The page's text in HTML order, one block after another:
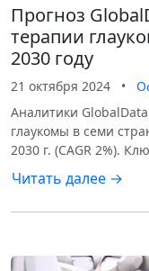
Прогноз
терапии
2030 году
21 октября 2024 •
Аналитики
глаукомы в семи
2030 г. (CAGR 2%).
Читать далее →